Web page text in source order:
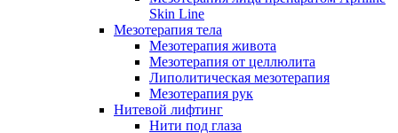
Skin Line
Мезотерапия тела
Мезотерапия живота
Мезотерапия от целлюлита
Липолитическая мезотерапия
Мезотерапия рук
Нитевой лифтинг
Нити под глаза